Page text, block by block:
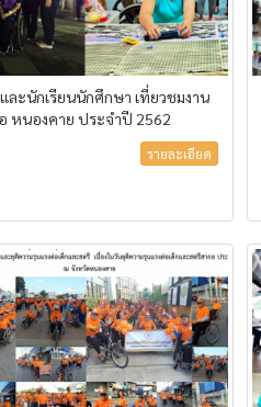
ละนักเรียนนักศึกษา เที่ยวชมงาน
หนองคาย ประจำปี 2562
รายละเอียด